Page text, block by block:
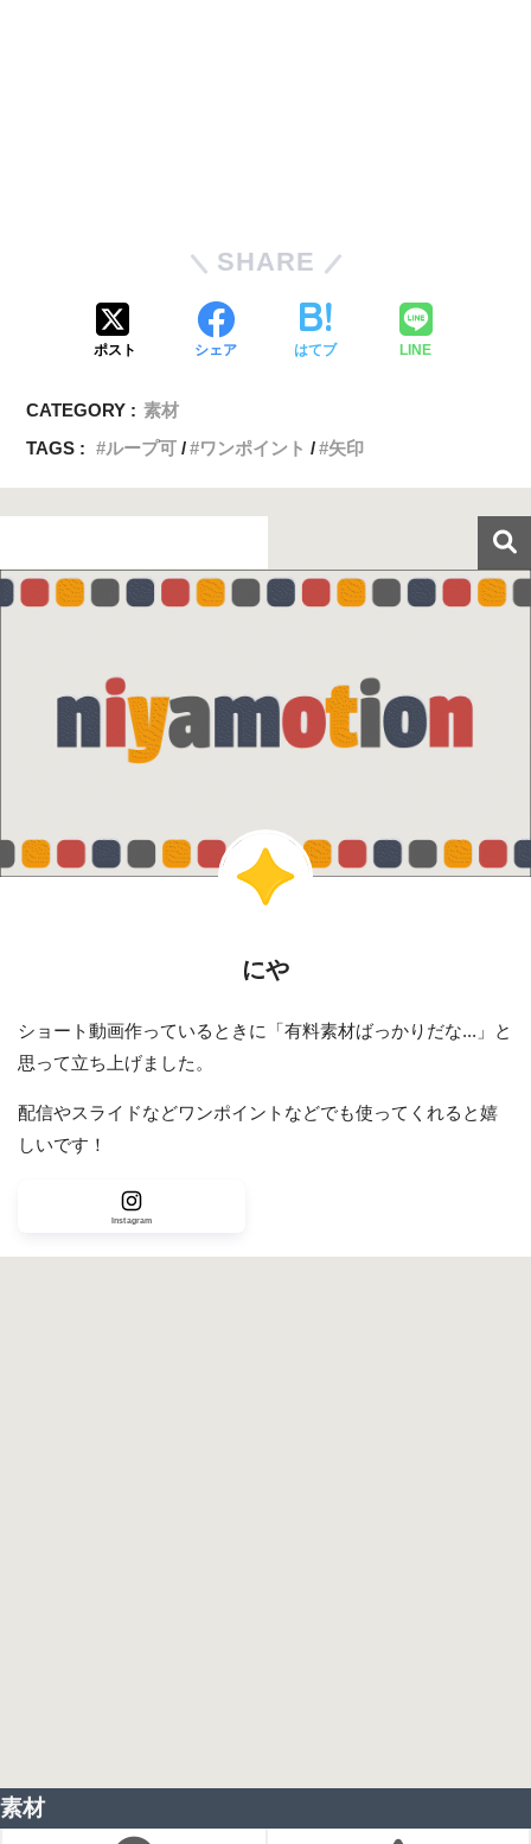
SHARE
ポスト シェア はてブ LINE
CATEGORY : 素材
TAGS :
ループ可 ワンポイント 矢印
にや
ショート動画作っているときに「有料素材ばっかりだな...」と
思って立ち上げました。
配信やスライドなどワンポイントなどでも使ってくれると嬉
しいです！
Instagram
素材